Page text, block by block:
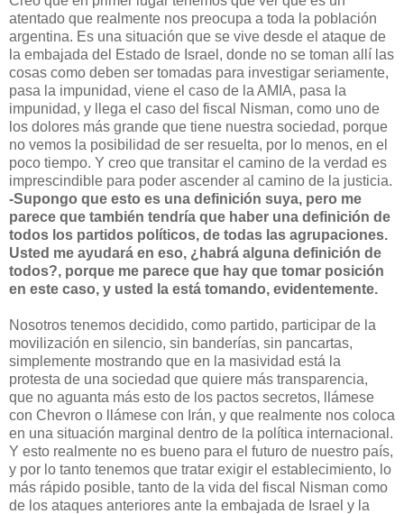
atentado que realmente nos preocupa a toda la población
argentina. Es una situación que se vive desde el ataque de
la embajada del Estado de Israel, donde no se toman allí las
cosas como deben ser tomadas para investigar seriamente,
pasa la impunidad, viene el caso de la AMIA, pasa la
impunidad, y llega el caso del fiscal Nisman, como uno de
los dolores más grande que tiene nuestra sociedad, porque
no vemos la posibilidad de ser resuelta, por lo menos, en el
poco tiempo. Y creo que transitar el camino de la verdad es
imprescindible para poder ascender al camino de la justicia.
-Supongo que esto es una definición suya, pero me
parece que también tendría que haber una definición de
todos los partidos políticos, de todas las agrupaciones.
Usted me ayudará en eso, ¿habrá alguna definición de
todos?, porque me parece que hay que tomar posición
en este caso, y usted la está tomando, evidentemente.
Nosotros tenemos decidido, como partido, participar de la
movilización en silencio, sin banderías, sin pancartas,
simplemente mostrando que en la masividad está la
protesta de una sociedad que quiere más transparencia,
que no aguanta más esto de los pactos secretos, llámese
con Chevron o llámese con Irán, y que realmente nos coloca
en una situación marginal dentro de la política internacional.
Y esto realmente no es bueno para el futuro de nuestro país,
y por lo tanto tenemos que tratar exigir el establecimiento, lo
más rápido posible, tanto de la vida del fiscal Nisman como
de los ataques anteriores ante la embajada de Israel y la